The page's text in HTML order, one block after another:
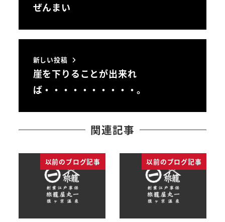
ぜんまい
新しい投稿
崖を下りることが出来れ
ば・・・・・・・・・・。
関連記事
以前のブログ記事 以前のブログ記事